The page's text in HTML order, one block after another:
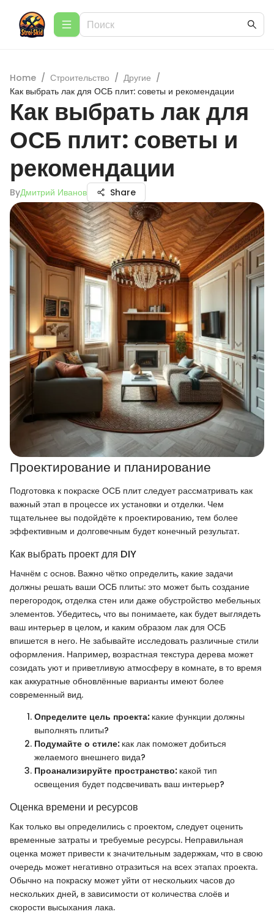
Home / Строительство / Другие /
Как выбрать лак для ОСБ плит: советы и рекомендации
Как выбрать лак для
ОСБ плит: советы и
рекомендации
ByДмитрий Иванов Share
Проектирование и планирование
Подготовка к покраске ОСБ плит следует рассматривать как
важный этап в процессе их установки и отделки. Чем
тщательнее вы подойдёте к проектированию, тем более
эффективным и долговечным будет конечный результат.
Как выбрать проект для DIY
Начнём с основ. Важно чётко определить, какие задачи
должны решать ваши ОСБ плиты: это может быть создание
перегородок, отделка стен или даже обустройство мебельных
элементов. Убедитесь, что вы понимаете, как будет выглядеть
ваш интерьер в целом, и каким образом лак для ОСБ
впишется в него. Не забывайте исследовать различные стили
оформления. Например, возрастная текстура дерева может
созидать уют и приветливую атмосферу в комнате, в то время
как аккуратные обновлённые варианты имеют более
современный вид.
Определите цель проекта:какие функции должны
выполнять плиты?
Подумайте о стиле:как лак поможет добиться
желаемого внешнего вида?
Проанализируйте пространство:какой тип
освещения будет подсвечивать ваш интерьер?
Оценка времени и ресурсов
Как только вы определились с проектом, следует оценить
временные затраты и требуемые ресурсы. Неправильная
оценка может привести к значительным задержкам, что в свою
очередь может негативно отразиться на всех этапах проекта.
Обычно на покраску может уйти от нескольких часов до
нескольких дней, в зависимости от количества слоёв и
скорости высыхания лака.